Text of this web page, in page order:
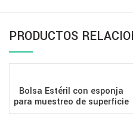
PRODUCTOS
Bolsa Estéril con esponja
para muestreo de superficie
ambiental – 18 oz (532 ml)